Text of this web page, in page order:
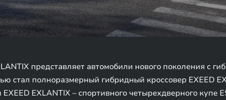
представляет автомобили нового поколения с
стал полноразмерный гибридный кроссовер EXEED
EXLANTIX – спортивного четырехдверного купе